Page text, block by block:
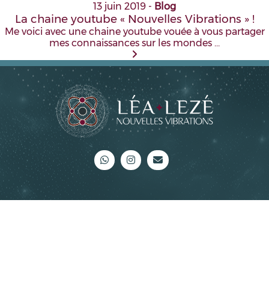
13 juin 2019 - Blog
La chaine youtube « Nouvelles Vibrations » !
Me voici avec une chaine youtube vouée à vous partager
mes connaissances sur les mondes …